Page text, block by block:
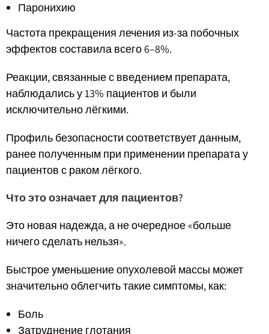
Паронихию
Частота прекращения лечения из-за побочных
эффектов составила всего 6–8%.
Реакции, связанные с введением препарата,
наблюдались у 13% пациентов и были
исключительно лёгкими.
Профиль безопасности соответствует данным,
ранее полученным при применении препарата у
пациентов с раком лёгкого.
Что это означает для пациентов?
Это новая надежда, а не очередное «больше
ничего сделать нельзя».
Быстрое уменьшение опухолевой массы может
значительно облегчить такие симптомы, как:
Боль
Затруднение глотания